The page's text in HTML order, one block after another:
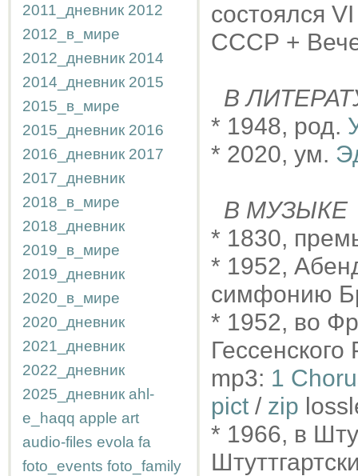
2011_дневник 2012
2012_в_мире
2012_дневник 2014
2014_дневник 2015
2015_в_мире
2015_дневник 2016
2016_дневник 2017
2017_дневник
2018_в_мире
2018_дневник
2019_в_мире
2019_дневник
2020_в_мире
2020_дневник
2021_дневник
2022_дневник
2025_дневник ahl-
e_haqq apple art
audio-files evola fa
foto_events foto_family
состоялся
СССР +
В
* 1948, род.
* 2020, ум.
В МУЗЫКЕ
* 1830,
* 1952,
симфонию
* 1952, во
mp3: 1
pict / zip
* 1966, в